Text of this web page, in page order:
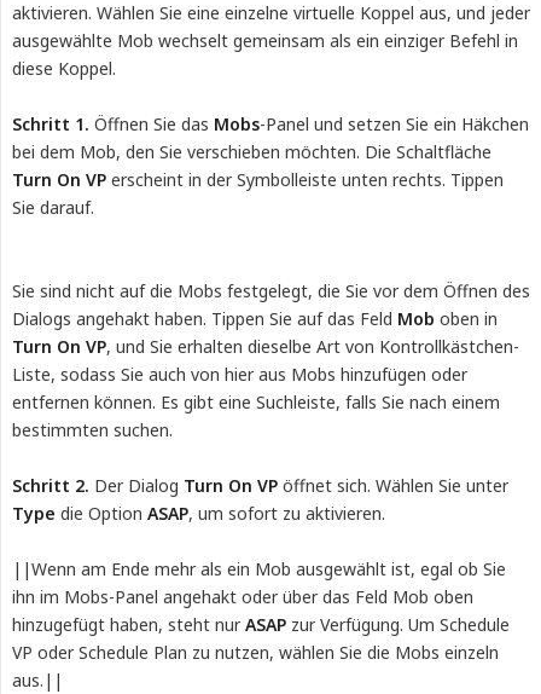
aktivieren. Wählen Sie eine einzelne virtuelle Koppel aus, und jeder
ausgewählte Mob wechselt gemeinsam als ein einziger Befehl in
diese Koppel.
Schritt 1. Öffnen Sie das Mobs-Panel und setzen Sie ein Häkchen
bei dem Mob, den Sie verschieben möchten. Die Schaltfläche
Turn On VP erscheint in der Symbolleiste unten rechts. Tippen
Sie darauf.
Sie sind nicht auf die Mobs festgelegt, die Sie vor dem Öffnen des
Dialogs angehakt haben. Tippen Sie auf das Feld Mob oben in
Turn On VP, und Sie erhalten dieselbe Art von Kontrollkästchen-
Liste, sodass Sie auch von hier aus Mobs hinzufügen oder
entfernen können. Es gibt eine Suchleiste, falls Sie nach einem
bestimmten suchen.
Schritt 2. Der Dialog Turn On VP öffnet sich. Wählen Sie unter
Type die Option ASAP, um sofort zu aktivieren.
||Wenn am Ende mehr als ein Mob ausgewählt ist, egal ob Sie
ihn im Mobs-Panel angehakt oder über das Feld Mob oben
hinzugefügt haben, steht nurASAP zur Verfügung. Um Schedule
VP oder Schedule Plan zu nutzen, wählen Sie die Mobs einzeln
aus.||